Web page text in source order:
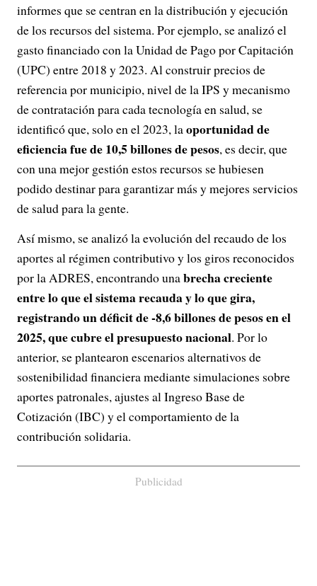
informes que se centran en la distribución y ejecución
de los recursos del sistema. Por ejemplo, se analizó el
gasto financiado con la Unidad de Pago por Capitación
(UPC) entre 2018 y 2023. Al construir precios de
referencia por municipio, nivel de la IPS y mecanismo
de contratación para cada tecnología en salud, se
identificó que, solo en el 2023, laoportunidad de
eficiencia fue de 10,5 billones de pesos, es decir, que
con una mejor gestión estos recursos se hubiesen
podido destinar para garantizar más y mejores servicios
de salud para la gente.
Así mismo, se analizó la evolución del recaudo de los
aportes al régimen contributivo y los giros reconocidos
por la ADRES, encontrando unabrecha creciente
entre lo que el sistema recauda y lo que gira,
registrando un déficit de -8,6 billones de pesos en el
2025, que cubre el presupuesto nacional. Por lo
anterior, se plantearon escenarios alternativos de
sostenibilidad financiera mediante simulaciones sobre
aportes patronales, ajustes al Ingreso Base de
Cotización (IBC) y el comportamiento de la
contribución solidaria.
Publicidad